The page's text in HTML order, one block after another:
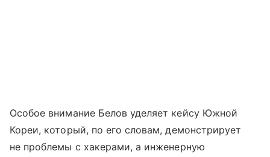
Особое внимание Белов уделяет кейсу Южной
Кореи, который, по его словам, демонстрирует
не проблемы с хакерами, а инженерную